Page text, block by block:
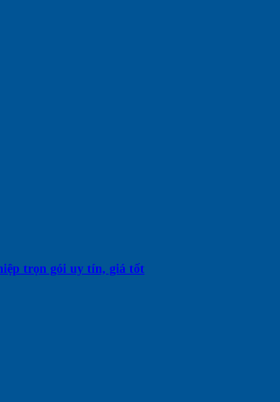
trọn gói uy tín, giá tốt